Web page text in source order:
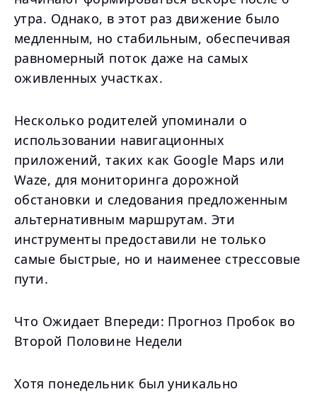
утра. Однако, в этот раз движение было
медленным, но стабильным, обеспечивая
равномерный поток даже на самых
оживленных участках.
Несколько родителей упоминали о
использовании навигационных
приложений, таких как Google Maps или
Waze, для мониторинга дорожной
обстановки и следования предложенным
альтернативным маршрутам. Эти
инструменты предоставили не только
самые быстрые, но и наименее стрессовые
пути.
Что Ожидает Впереди: Прогноз Пробок во
Второй Половине Недели
Хотя понедельник был уникально